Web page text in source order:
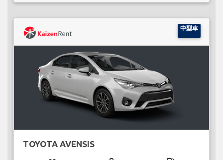
中型車
TOYOTA AVENSIS